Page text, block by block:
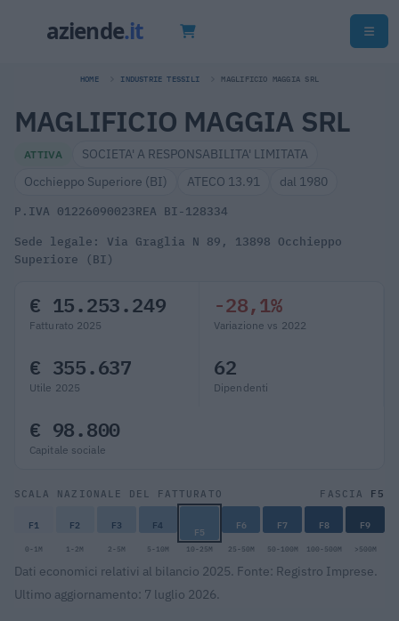
HOME INDUSTRIE TESSILI MAGLIFICIO MAGGIA SRL
MAGLIFICIO MAGGIA SRL
ATTIVA
SOCIETA' A RESPONSABILITA' LIMITATA
Occhieppo Superiore (BI)
ATECO 13.91 dal 1980
P.IVA 01226090023REA BI-128334
Sede legale: Via Graglia N 89, 13898 Occhieppo
Superiore (BI)
€ 15.253.249
Fatturato 2025
-28,1%
Variazione vs 2022
€ 355.637
Utile 2025
62
Dipendenti
€ 98.800
Capitale sociale
SCALA NAZIONALE DEL FATTURATO FASCIA F5
F1 F2 F3 F4 F5 F6 F7 F8 F9
0-1M 1-2M 2-5M 5-10M 10-25M 25-50M 50-100M 100-500M >500M
Dati economici relativi al bilancio 2025. Fonte: Registro Imprese.
Ultimo aggiornamento: 7 luglio 2026.